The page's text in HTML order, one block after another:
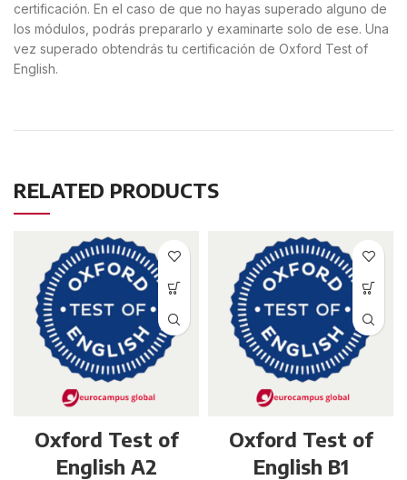
certificación. En el caso de que no hayas superado alguno de
los módulos, podrás prepararlo y examinarte solo de ese. Una
vez superado obtendrás tu certificación de Oxford Test of
English.
RELATED PRODUCTS
Oxford Test of
English A2
Oxford Test of
English B1